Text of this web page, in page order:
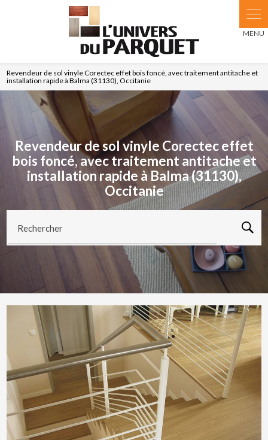
Revendeur de sol vinyle Corectec effet bois foncé, avec traitement antitache et
installation rapide à Balma (31130), Occitanie
Revendeur de sol vinyle Corectec effet
bois foncé, avec traitement antitache et
installation rapide à Balma (31130),
Occitanie
Rechercher
Panneau de gestion des cookies